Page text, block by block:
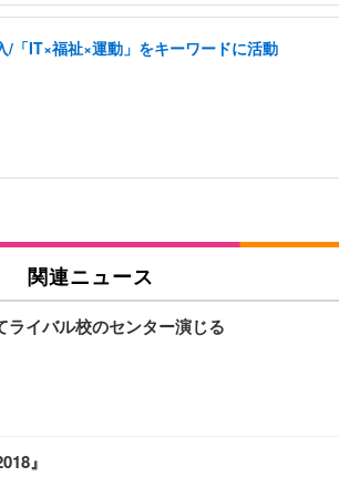
「IT×福祉×運動」をキーワードに活動
関連ニュース
イバル校のセンター演じる
』